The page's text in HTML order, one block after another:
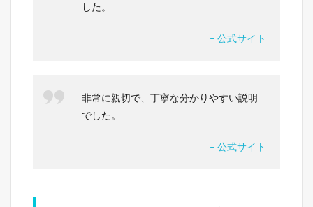
した。
– 公式サイト
非常に親切で、丁寧な分かりやすい説明
でした。
– 公式サイト